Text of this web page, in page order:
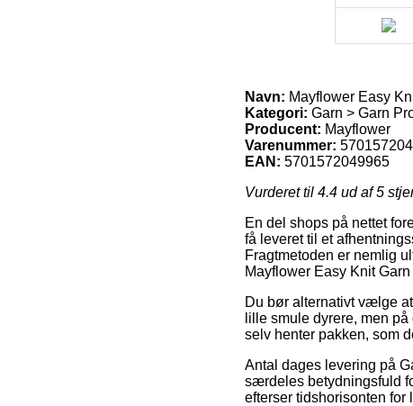
Navn: Mayflower Easy
Kategori: Garn > Garn
Producent: Mayflower
Varenummer:
EAN: 5701572049965
Vurderet til 4.4 ud af 5
En del shops på nettet
få leveret til et
Fragtmetoden er nemlig
Mayflower Easy Knit
Du bør alternativt vælge
lille smule dyrere, men
selv henter pakken, som
Antal dages levering på
særdeles betydningsfuld
efterser tidshorisonten for